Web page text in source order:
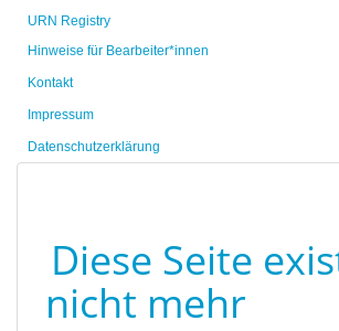
URN Registry
Hinweise für Bearbeiter*innen
Kontakt
Impressum
Datenschutzerklärung
Diese Seite
nicht mehr